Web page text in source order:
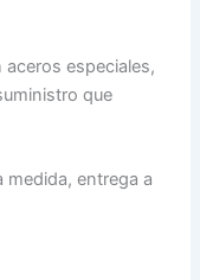
especiales,
que
medida, entrega a